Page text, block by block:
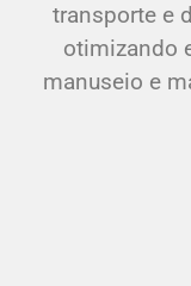
transporte e
otimizando
manuseio e